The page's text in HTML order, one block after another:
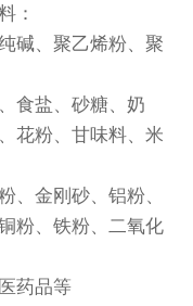
：
碱、聚乙烯粉、聚
食盐、砂糖、奶
花粉、甘味料、米
、金刚砂、铝粉、
粉、铁粉、二氧化
药品等